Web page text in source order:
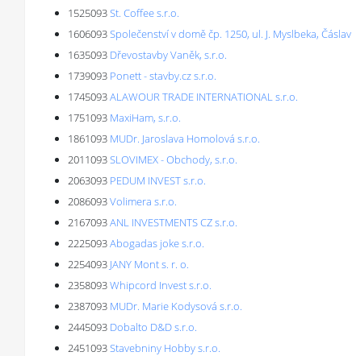
1525093St. Coffee s.r.o.
1606093Společenství v domě čp. 1250, ul. J. Myslbeka, Čáslav
1635093 Dřevostavby Vaněk, s.r.o.
1739093 Ponett - stavby.cz s.r.o.
1745093ALAWOUR TRADE INTERNATIONAL s.r.o.
1751093 MaxiHam, s.r.o.
1861093 MUDr. Jaroslava Homolová s.r.o.
2011093SLOVIMEX - Obchody, s.r.o.
2063093 PEDUM INVEST s.r.o.
2086093Volimera s.r.o.
2167093ANL INVESTMENTS CZ s.r.o.
2225093Abogadas joke s.r.o.
2254093 JANY Mont s. r. o.
2358093Whipcord Invest s.r.o.
2387093 MUDr. Marie Kodysová s.r.o.
2445093 Dobalto D&D s.r.o.
2451093Stavebniny Hobby s.r.o.